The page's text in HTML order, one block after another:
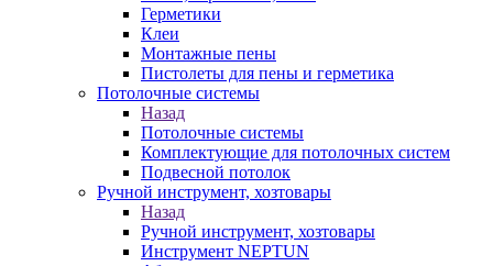
Герметики
Клеи
Монтажные пены
Пистолеты для пены и герметика
Потолочные системы
Назад
Потолочные системы
Комплектующие для потолочных систем
Подвесной потолок
Ручной инструмент, хозтовары
Назад
Ручной инструмент, хозтовары
Инструмент NEPTUN